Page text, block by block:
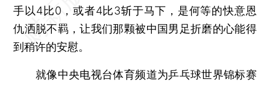
手以4比0，或者4比3斩于马下，是何等的快意恩
仇洒脱不羁，让我们那颗被中国男足折磨的心能得
到稍许的安慰。
就像中央电视台体育频道为乒乓球世界锦标赛